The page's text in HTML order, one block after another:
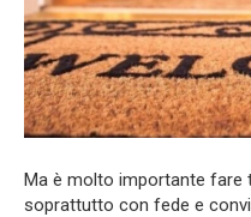
Ma è molto importante fare
soprattutto con fede e